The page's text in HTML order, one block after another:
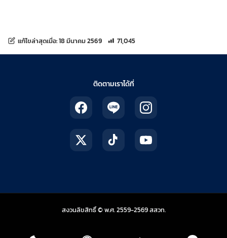
แก้ไขล่าสุดเมื่อ:18 มีนาคม 2569 จำนวนการเข้าชม 71,045 ครั้ง
71,045
ติดตามเราได้ที่
สงวนลิขสิทธิ์ © พ.ศ. 2559-2569สสวท.สถาบันส่งเสริมการสอ